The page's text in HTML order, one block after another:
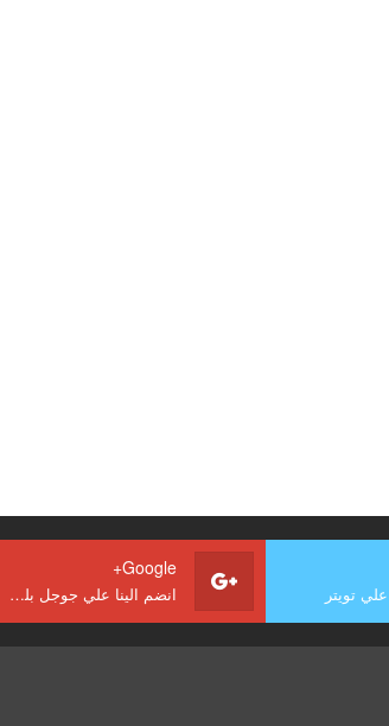
تويتر
Google+
انضم الينا علي جوجل بلس